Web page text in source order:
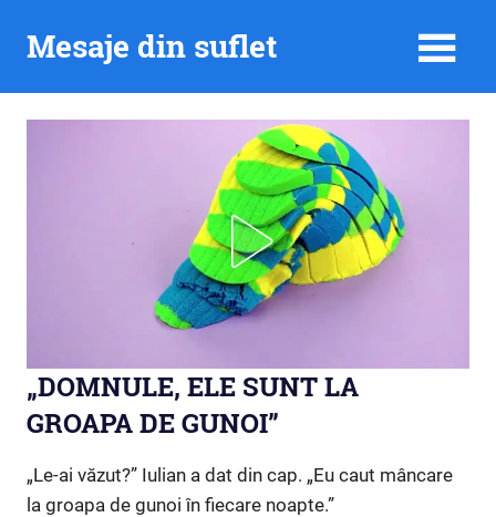
Mesaje din suflet
„DOMNULE, ELE SUNT LA
GROAPA DE GUNOI”
„Le-ai văzut?” Iulian a dat din cap. „Eu caut mâncare
la groapa de gunoi în fiecare noapte.”